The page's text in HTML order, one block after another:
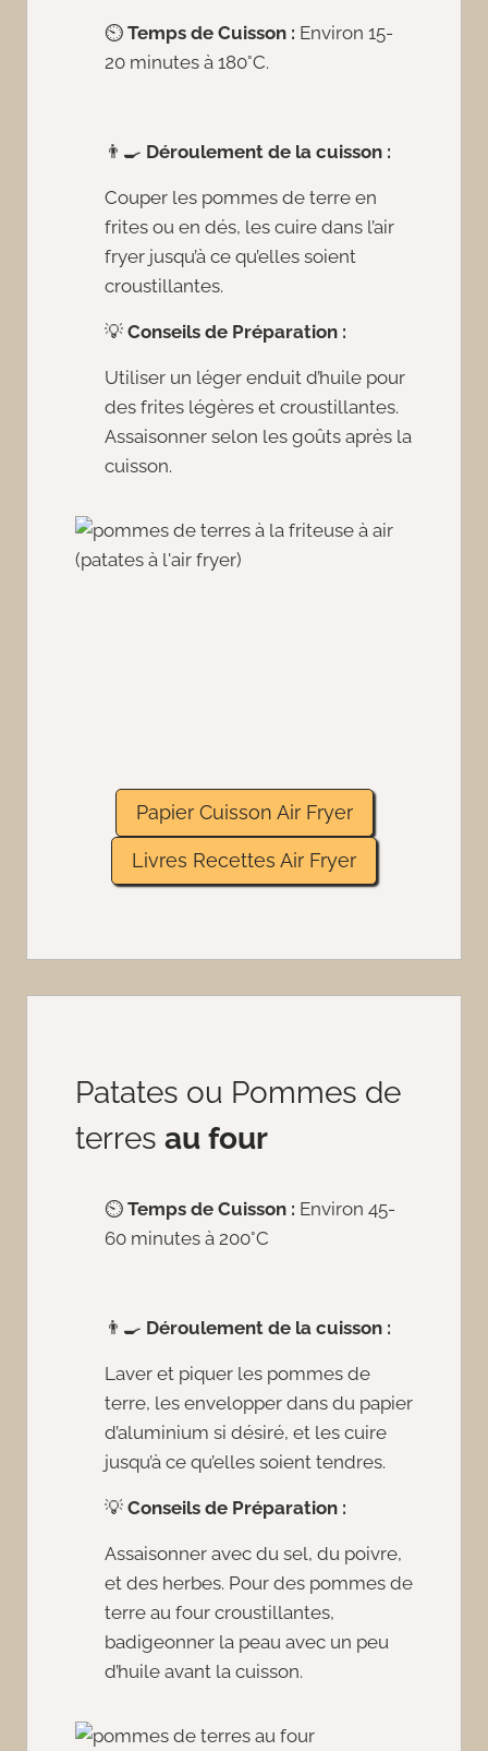
⏲️ Temps de Cuisson : Environ 15-
20 minutes à 180°C.
👨‍🍳 Déroulement de la cuisson :
Couper les pommes de terre en
frites ou en dés, les cuire dans l’air
fryer jusqu’à ce qu’elles soient
croustillantes.
💡 Conseils de Préparation :
Utiliser un léger enduit d’huile pour
des frites légères et croustillantes.
Assaisonner selon les goûts après la
cuisson.
Papier Cuisson Air Fryer
Livres Recettes Air Fryer
Patates ou Pommes de
terres au four
⏲️ Temps de Cuisson : Environ 45-
60 minutes à 200°C
👨‍🍳 Déroulement de la cuisson :
Laver et piquer les pommes de
terre, les envelopper dans du papier
d’aluminium si désiré, et les cuire
jusqu’à ce qu’elles soient tendres.
💡 Conseils de Préparation :
Assaisonner avec du sel, du poivre,
et des herbes. Pour des pommes de
terre au four croustillantes,
badigeonner la peau avec un peu
d’huile avant la cuisson.